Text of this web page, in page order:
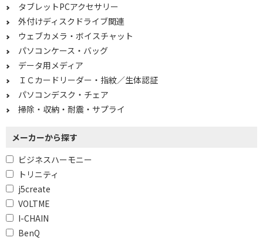
タブレットPCアクセサリー
外付けディスクドライブ関連
ウェブカメラ・ボイスチャット
パソコンケース・バッグ
データ用メディア
ＩＣカードリーダー・指紋／生体認証
パソコンデスク・チェア
掃除・収納・耐震・サプライ
メーカーから探す
ビジネスハーモニー
トリニティ
j5create
VOLTME
I-CHAIN
BenQ
メモリで絞り込む
メモリ：4GB
メモリ：16GB
搭載ストレージタイプで絞り込む
SSD
UFS
ストレージ容量で絞り込む
240GB～500GB未満